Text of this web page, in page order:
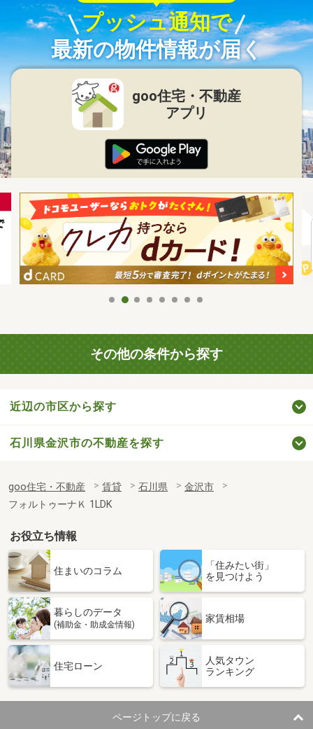
プッシュ通知で
最新の物件情報が届く
goo住宅・不動産
アプリ
その他の条件から探す
近辺の市区から探す
石川県金沢市の不動産を探す
goo住宅・不動産 賃貸 石川県
金沢市
フォルトゥーナＫ 1LDK
お役立ち情報
住まいのコラム
「住みたい街」
を見つけよう
暮らしのデータ
(補助金・助成金情報)
家賃相場
住宅ローン
人気タウン
ランキング
ページトップに戻る